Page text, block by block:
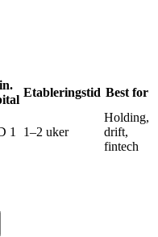
Etableringstid Best for
1 1–2 uker
Holding,
drift,
fintech